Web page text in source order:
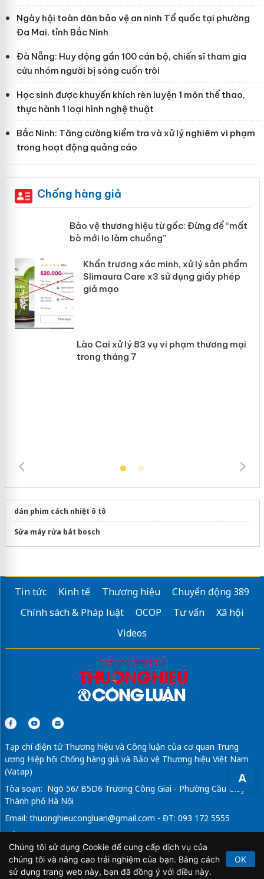
A
Ngày hội toàn dân bảo vệ an ninh Tổ quốc tại phường
Đa Mai, tỉnh Bắc Ninh
Đà Nẵng: Huy động gần 100 cán bộ, chiến sĩ tham gia
cứu nhóm người bị sóng cuốn trôi
Học sinh được khuyến khích rèn luyện 1 môn thể thao,
thực hành 1 loại hình nghệ thuật
Bắc Ninh: Tăng cường kiểm tra và xử lý nghiêm vi phạm
trong hoạt động quảng cáo
Chống hàng giả
Bảo vệ thương hiệu từ gốc: Đừng để
“mất bò mới lo làm chuồng”
dán phim cách nhiệt ô tô
Sửa máy rửa bát bosch
Tin tức Kinh tế Thương hiệu
Chuyển động 389
Chính sách & Pháp luật
OCOP Tư vấn
Xã hội
Videos
Tạp chí điện tử Thương hiệu và Công luận của cơ quan Trung
ương Hiệp hội Chống hàng giả và Bảo vệ Thương hiệu Việt Nam
(Vatap)
Tòa soạn: Ngõ 56/ B5D6 Trương Công Giai - Phường Cầu Giấy -
Thành phố Hà Nội
Email: thuonghieucongluan@gmail.com - ĐT: 093 172 5555
Tổng Biên Tập: Vũ Đức Thuận
Giấy phép hoạt động báo chí điện tử số 64/GP-BTTTT do Bộ
Thông tin và Truyền thông cấp ngày 21/2/2020.
Chúng tôi sử dụng Cookie để cung cấp dịch vụ của
chúng tôi và nâng cao trải nghiệm của bạn. Bằng cách
sử dụng trang web này, bạn đã đồng ý với điều này.
OK